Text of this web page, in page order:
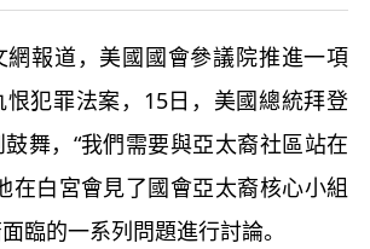
報道，美國國會參議院推進一項
恨犯罪法案，15日，美國總統拜登
舞，“我們需要與亞太裔社區站在
在白宮會見了國會亞太裔核心小組
臨的一系列問題進行討論。